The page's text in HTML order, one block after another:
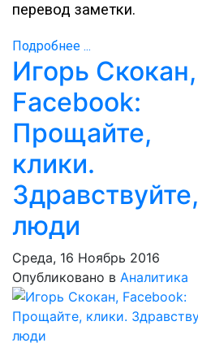
перевод заметки.
Подробнее ...
Игорь Скокан,
Facebook:
Прощайте,
клики.
Здравствуйте,
люди
Среда, 16 Ноябрь 2016
Опубликовано в Аналитика